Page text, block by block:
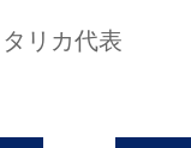
リカ代表